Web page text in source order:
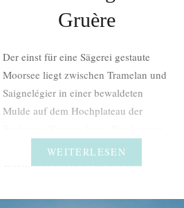
Gruère
Der einst für eine Sägerei gestaute
Moorsee liegt zwischen Tramelan und
Saignelégier in einer bewaldeten
Mulde auf dem Hochplateau der
Naturschutzgebiet umfasst mit dem
Waldgebiet um den eigentlichen
Quadratkilometer. Die Geschichte der
WEITERLESEN